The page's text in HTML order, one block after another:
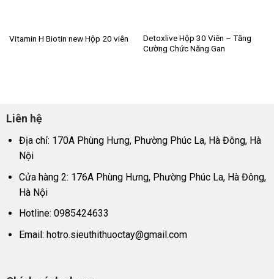
Vitamin H Biotin new Hộp 20 viên
Detoxlive Hộp 30 Viên – Tăng
Cường Chức Năng Gan
Liên hệ
Địa chỉ: 170A Phùng Hưng, Phường Phúc La, Hà Đông, Hà
Nội
Cửa hàng 2: 176A Phùng Hưng, Phường Phúc La, Hà Đông,
Hà Nội
Hotline: 0985424633
Email: hotro.sieuthithuoctay@gmail.com